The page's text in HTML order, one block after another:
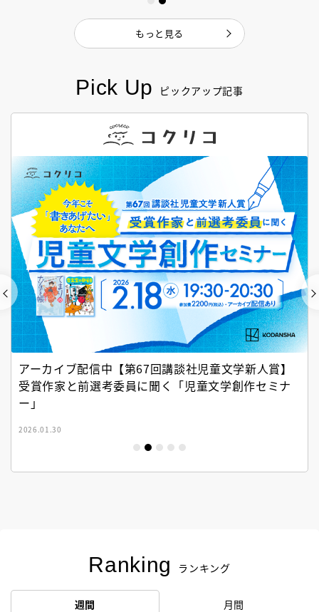
Pick Up ピックアップ記事
アーカイブ配信中【第67回講談社児童文学新人賞】
受賞作家と前選考委員に聞く「児童文学創作セミナ
ー」
2026.01.30
Ranking ランキング
週間 月間
もっと見る